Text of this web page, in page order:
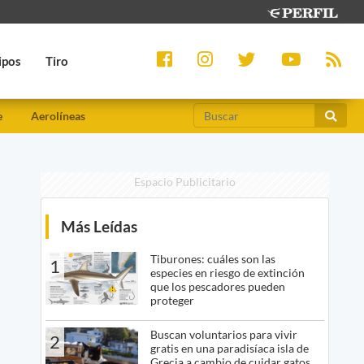
Tiro
Aerolíneas
Espacio Publicitario
Más Leídas
1
Tiburones: cuáles son las
especies en riesgo de extinción
que los pescadores pueden
proteger
2
Buscan voluntarios para vivir
gratis en una paradisíaca isla de